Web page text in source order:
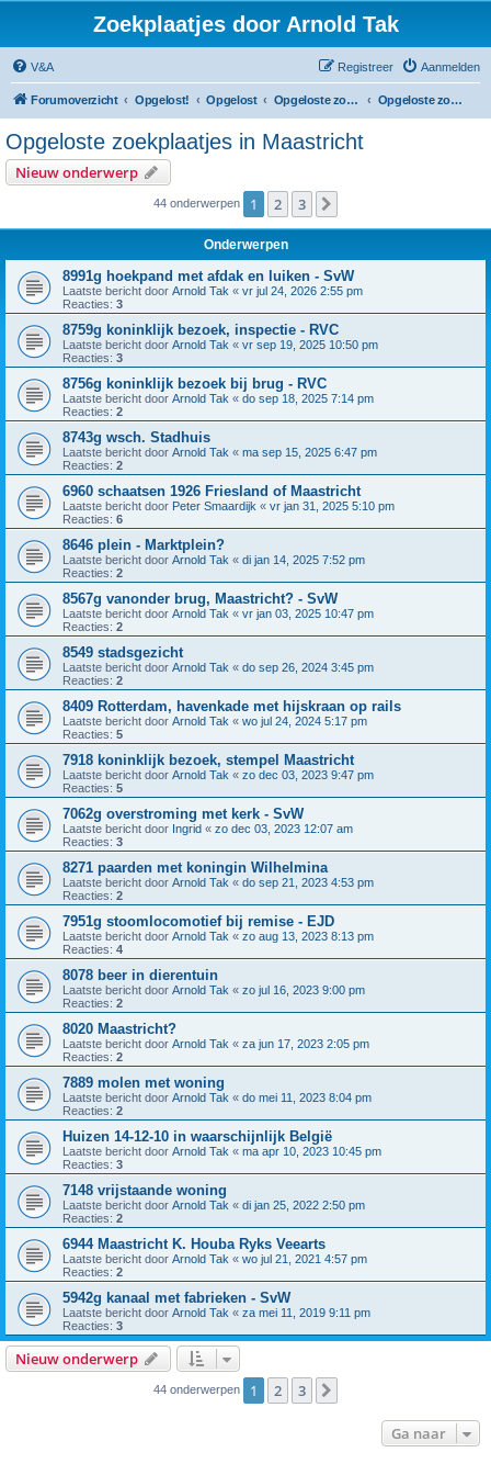
Zoekplaatjes door Arnold Tak
V&A Aanmelden
Registreer
Forumoverzicht Opgelost! Opgelost Opgeloste zoekplaatjes in Limburg Opgeloste zoekplaatjes in Maastricht
Opgeloste zoekplaatjes in Maastricht
Nieuw onderwerp
44 onderwerpen 1 2 3
Onderwerpen
8991g hoekpand met afdak en luiken - SvW
Laatste bericht door Arnold Tak « vr jul 24, 2026 2:55 pm
Reacties: 3
8759g koninklijk bezoek, inspectie - RVC
Laatste bericht door Arnold Tak « vr sep 19, 2025 10:50 pm
Reacties: 3
8756g koninklijk bezoek bij brug - RVC
Laatste bericht door Arnold Tak « do sep 18, 2025 7:14 pm
Reacties: 2
8743g wsch. Stadhuis
Laatste bericht door Arnold Tak « ma sep 15, 2025 6:47 pm
Reacties: 2
6960 schaatsen 1926 Friesland of Maastricht
Laatste bericht door Peter Smaardijk « vr jan 31, 2025 5:10 pm
Reacties: 6
8646 plein - Marktplein?
Laatste bericht door Arnold Tak « di jan 14, 2025 7:52 pm
Reacties: 2
8567g vanonder brug, Maastricht? - SvW
Laatste bericht door Arnold Tak « vr jan 03, 2025 10:47 pm
Reacties: 2
8549 stadsgezicht
Laatste bericht door Arnold Tak « do sep 26, 2024 3:45 pm
Reacties: 2
8409 Rotterdam, havenkade met hijskraan op rails
Laatste bericht door Arnold Tak « wo jul 24, 2024 5:17 pm
Reacties: 5
7918 koninklijk bezoek, stempel Maastricht
Laatste bericht door Arnold Tak « zo dec 03, 2023 9:47 pm
Reacties: 5
7062g overstroming met kerk - SvW
Laatste bericht door Ingrid « zo dec 03, 2023 12:07 am
Reacties: 3
8271 paarden met koningin Wilhelmina
Laatste bericht door Arnold Tak « do sep 21, 2023 4:53 pm
Reacties: 2
7951g stoomlocomotief bij remise - EJD
Laatste bericht door Arnold Tak « zo aug 13, 2023 8:13 pm
Reacties: 4
8078 beer in dierentuin
Laatste bericht door Arnold Tak « zo jul 16, 2023 9:00 pm
Reacties: 2
8020 Maastricht?
Laatste bericht door Arnold Tak « za jun 17, 2023 2:05 pm
Reacties: 2
7889 molen met woning
Laatste bericht door Arnold Tak « do mei 11, 2023 8:04 pm
Reacties: 2
Huizen 14-12-10 in waarschijnlijk België
Laatste bericht door Arnold Tak « ma apr 10, 2023 10:45 pm
Reacties: 3
7148 vrijstaande woning
Laatste bericht door Arnold Tak « di jan 25, 2022 2:50 pm
Reacties: 2
6944 Maastricht K. Houba Ryks Veearts
Laatste bericht door Arnold Tak « wo jul 21, 2021 4:57 pm
Reacties: 2
5942g kanaal met fabrieken - SvW
Laatste bericht door Arnold Tak « za mei 11, 2019 9:11 pm
Reacties: 3
Nieuw onderwerp
44 onderwerpen 1 2 3
Ga naar